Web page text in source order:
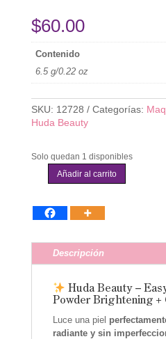
$60.00
Contenido
6.5 g/0.22 oz
SKU: 12728 Categorías:
Huda Beauty
Solo quedan 1 disponibles
-
Easy
Loose
Powder
Correcting
cantidad
Añadir al carrito
Descripción
Huda Beauty –
Powder Brightening +
Luce una piel
radiante y sin